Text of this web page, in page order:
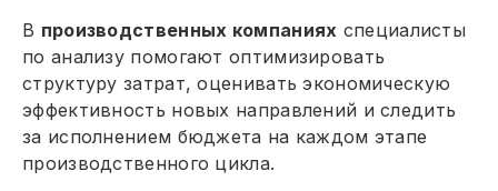
В производственных компаниях специалисты
по анализу помогают оптимизировать
структуру затрат, оценивать экономическую
эффективность новых направлений и следить
за исполнением бюджета на каждом этапе
производственного цикла.